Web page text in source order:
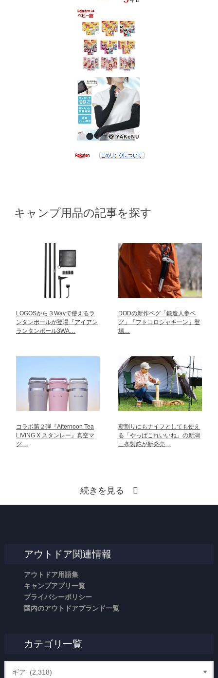
キャンプ用品の記事を探す
LOGOSから３Wayで使えるラ
ンタンポールが登場『アイアン
ランタンポール3WA…
DODの新作ペグ「鍛造人参ペ
グ」「フトコロシャキーン」登
場…
コラボ第２弾『Afternoon Tea
LIVING X スタンレー』真空マ
グ…
薪割りにもナイフとしても使え
る「やっぱこれいいね」の新潟
三条製鉈が新発売…
続きを見る
アウトドア関連情報
アウトドア用語集
キャンプアプリ一覧
プライバシーポリシー
国内のアウトドアブランド一覧
カテゴリ一覧